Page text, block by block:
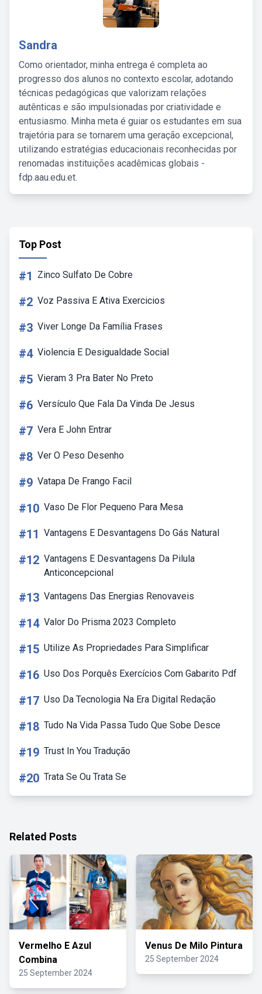
Sandra
Como orientador, minha entrega é completa ao
progresso dos alunos no contexto escolar, adotando
técnicas pedagógicas que valorizam relações
autênticas e são impulsionadas por criatividade e
entusiasmo. Minha meta é guiar os estudantes em sua
trajetória para se tornarem uma geração excepcional,
utilizando estratégias educacionais reconhecidas por
renomadas instituições acadêmicas globais -
fdp.aau.edu.et.
Top Post
#1 Zinco Sulfato De Cobre
#2 Voz Passiva E Ativa Exercicios
#3 Viver Longe Da Família Frases
#4 Violencia E Desigualdade Social
#5 Vieram 3 Pra Bater No Preto
#6 Versículo Que Fala Da Vinda De Jesus
#7 Vera E John Entrar
#8 Ver O Peso Desenho
#9 Vatapa De Frango Facil
#10 Vaso De Flor Pequeno Para Mesa
#11 Vantagens E Desvantagens Do Gás Natural
#12 Vantagens E Desvantagens Da Pilula
Anticoncepcional
#13 Vantagens Das Energias Renovaveis
#14 Valor Do Prisma 2023 Completo
#15 Utilize As Propriedades Para Simplificar
#16 Uso Dos Porquês Exercícios Com Gabarito Pdf
#17 Uso Da Tecnologia Na Era Digital Redação
#18 Tudo Na Vida Passa Tudo Que Sobe Desce
#19 Trust In You Tradução
#20 Trata Se Ou Trata Se
Related Posts
Vermelho E Azul
Combina
25 September 2024
Venus De Milo Pintura
25 September 2024